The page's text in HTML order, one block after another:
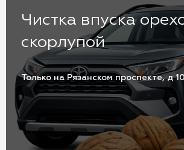
Чистка впуска
скорлупой
Только на Рязанском проспекте, д